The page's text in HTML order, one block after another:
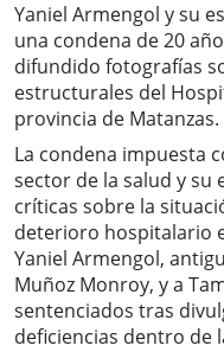
Yaniel Armengol y su
una condena de 20
difundido fotografías
estructurales del
provincia de Matanzas.
La condena impuesta
sector de la salud y su
críticas sobre la
deterioro hospitalario
Yaniel Armengol,
Muñoz Monroy, y a
sentenciados tras
deficiencias dentro de